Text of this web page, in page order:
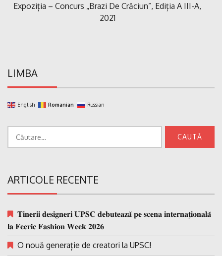
articole
Previous
Expoziția – Concurs „Brazi De Crăciun”, Ediția A III-A,
2021
LIMBA
English Romanian Russian
ARTICOLE RECENTE
𝐓𝐢𝐧𝐞𝐫𝐢𝐢 𝐝𝐞𝐬𝐢𝐠𝐧𝐞𝐫𝐢 𝐔𝐏𝐒𝐂 𝐝𝐞𝐛𝐮𝐭𝐞𝐚𝐳𝐚̆ 𝐩𝐞 𝐬𝐜𝐞𝐧𝐚 𝐢𝐧𝐭𝐞𝐫𝐧𝐚𝐭̗𝐢𝐨𝐧𝐚𝐥𝐚̆
𝐥𝐚 𝐅𝐞𝐞𝐫𝐢𝐜 𝐅𝐚𝐬𝐡𝐢𝐨𝐧 𝐖𝐞𝐞𝐤 𝟐𝟎𝟐𝟔
O nouă generație de creatori la UPSC!